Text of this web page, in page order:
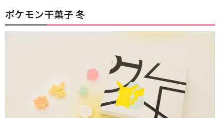
ポケモン干菓子 冬